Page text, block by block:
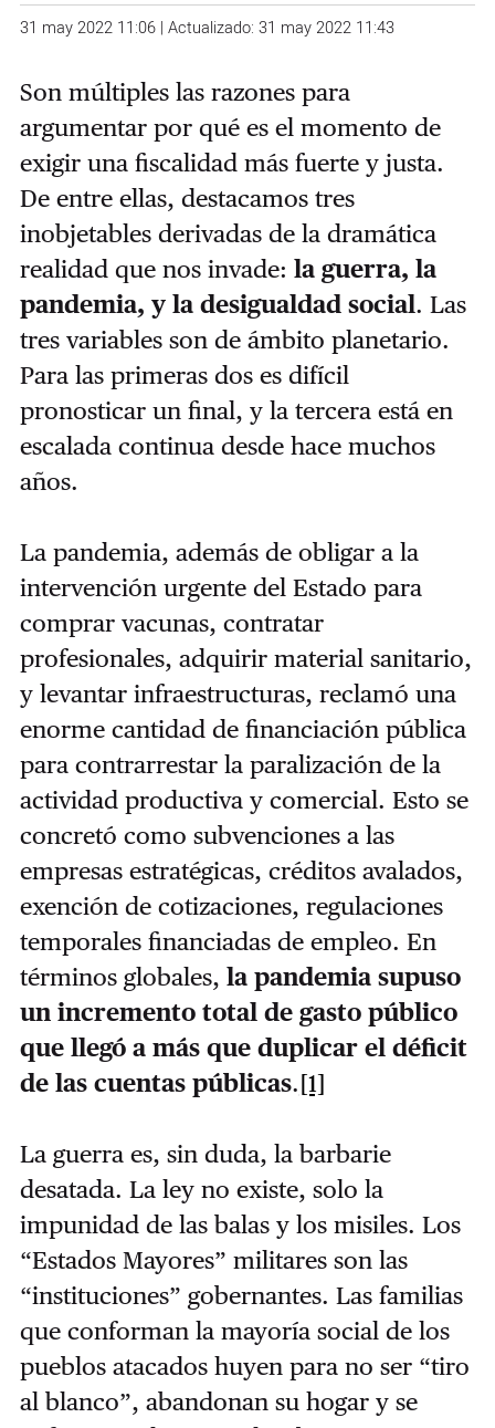
31 may 2022 11:06 | Actualizado: 31 may 2022 11:43
Son múltiples las razones para
argumentar por qué es el momento de
exigir una fiscalidad más fuerte y justa.
De entre ellas, destacamos tres
inobjetables derivadas de la dramática
realidad que nos invade: la guerra, la
pandemia, y la desigualdad social. Las
tres variables son de ámbito planetario.
Para las primeras dos es difícil
pronosticar un final, y la tercera está en
escalada continua desde hace muchos
años.
La pandemia, además de obligar a la
intervención urgente del Estado para
comprar vacunas, contratar
profesionales, adquirir material sanitario,
y levantar infraestructuras, reclamó una
enorme cantidad de financiación pública
para contrarrestar la paralización de la
actividad productiva y comercial. Esto se
concretó como subvenciones a las
empresas estratégicas, créditos avalados,
exención de cotizaciones, regulaciones
temporales financiadas de empleo. En
términos globales, la pandemia supuso
un incremento total de gasto público
que llegó a más que duplicar el déficit
de las cuentas públicas.[1]
La guerra es, sin duda, la barbarie
desatada. La ley no existe, solo la
impunidad de las balas y los misiles. Los
“Estados Mayores” militares son las
“instituciones” gobernantes. Las familias
que conforman la mayoría social de los
pueblos atacados huyen para no ser “tiro
al blanco”, abandonan su hogar y se